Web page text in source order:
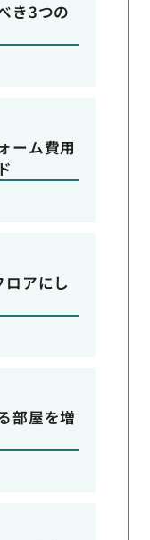
き3つの
ーム費用
アにし
部屋を増